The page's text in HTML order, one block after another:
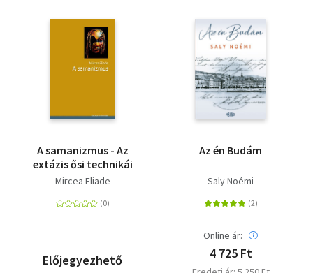
A samanizmus - Az
extázis ősi technikái
Mircea Eliade
Előjegyezhető
Az én Budám
Saly Noémi
Online ár:
4 725 Ft